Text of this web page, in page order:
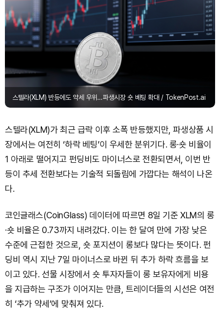
스텔라(XLM) 반등에도 약세 우위…파생시장 숏 베팅 확대 / TokenPost.ai
스텔라(XLM)가 최근 급락 이후 소폭 반등했지만, 파생상품 시
장에서는 여전히 ‘하락 베팅’이 우세한 분위기다. 롱·숏 비율이
1 아래로 떨어지고 펀딩비도 마이너스로 전환되면서, 이번 반
등이 추세 전환보다는 기술적 되돌림에 가깝다는 해석이 나온
다.
코인글래스(CoinGlass) 데이터에 따르면 8일 기준 XLM의 롱
·숏 비율은 0.73까지 내려갔다. 이는 한 달여 만에 가장 낮은
수준에 근접한 것으로, 숏 포지션이 롱보다 많다는 뜻이다. 펀
딩비 역시 지난 7일 마이너스로 바뀐 뒤 추가 하락 흐름을 보
이고 있다. 선물 시장에서 숏 투자자들이 롱 보유자에게 비용
을 지급하는 구조가 이어지는 만큼, 트레이더들의 시선은 여전
히 ‘추가 약세’에 맞춰져 있다.